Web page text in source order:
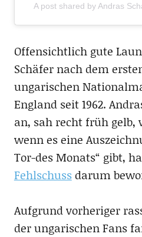
A post shared by Andras
Offensichtlich gute
Schäfer nach dem
ungarischen
England seit 1962.
an, sah recht früh
wenn es eine
Tor-des Monats“ gibt,
Fehlschussdarum
Aufgrund vorheriger
der ungarischen Fans